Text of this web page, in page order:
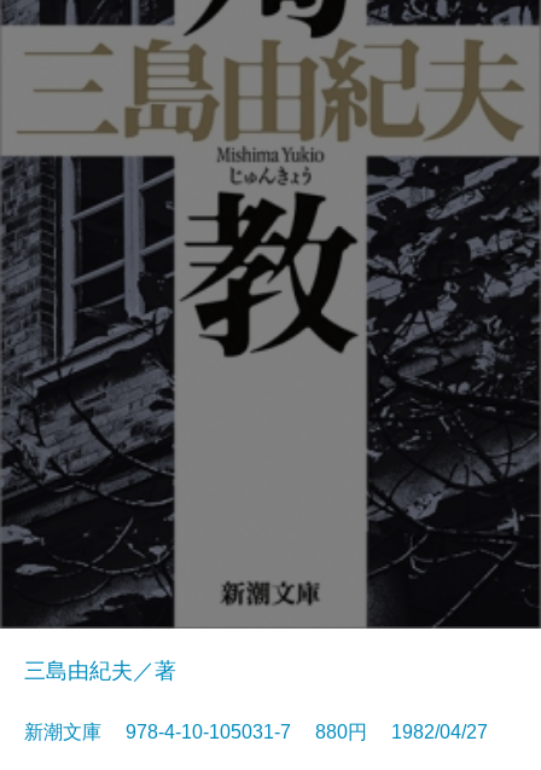
三島由紀夫／著
新潮文庫 978-4-10-105031-7 880円 1982/04/27